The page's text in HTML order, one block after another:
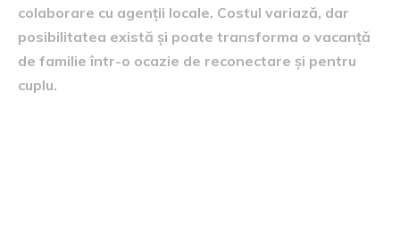
colaborare cu agenții locale. Costul variază, dar
posibilitatea există și poate transforma o vacanță
de familie într-o ocazie de reconectare și pentru
cuplu.